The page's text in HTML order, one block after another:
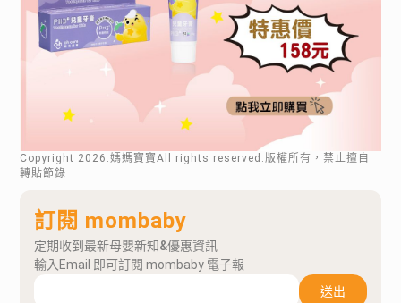
Copyright 2026 .媽媽寶寶All rights reserved.版權所有，禁止擅自
轉貼節錄
訂閱 mombaby
定期收到最新母嬰新知&優惠資訊
輸入Email 即可訂閱 mombaby 電子報
送出